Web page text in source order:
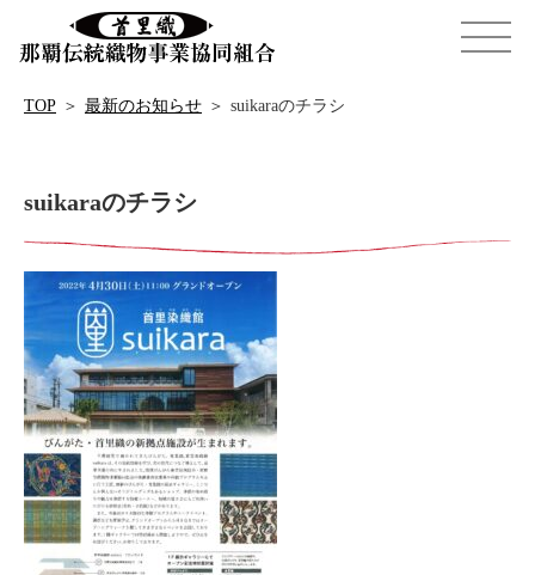
TOP ＞ 最新のお知らせ ＞ suikaraのチラシ
suikaraのチラシ